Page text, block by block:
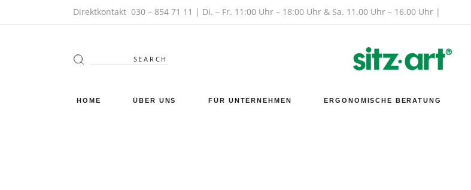
Direktkontakt 030 – 854 71 11 | Di. – Fr. 11:00 Uhr – 18:00 Uhr & Sa. 11.00 Uhr – 16.00 Uhr |
HOME ÜBER UNS FÜR UNTERNEHMEN ERGONOMISCHE BERATUNG